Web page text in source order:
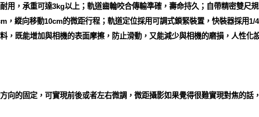
用，承重可達3kg以上；軌道齒輪咬合傳輸準確，壽命持久；自帶精密雙尺
，縱向移動10cm的微距行程；軌道定位採用可調式鎖緊裝置，快裝器採用1/
，既能增加與相機的表面摩擦，防止滑動，又能減少與相機的磨損，人性化
向的固定，可實現前後或者左右微調，微距攝影如果覺得很難實現對焦的話